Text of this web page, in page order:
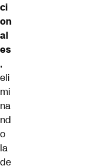
ci
on
al
es
,
eli
mi
na
nd
o
la
de